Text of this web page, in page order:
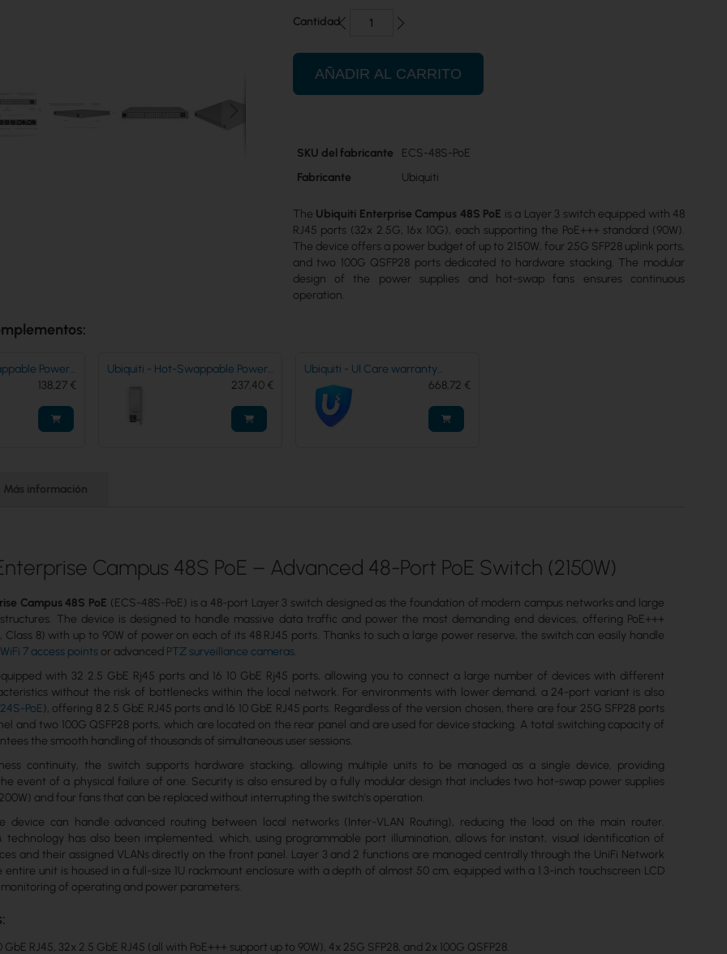
Cantidad
AÑADIR AL CARRITO
Más
SKU del fabricante
ECS-48S-PoE
Fabricante
Ubiquiti
The Ubiquiti Enterprise Campus 48S PoE is a Layer 3 switch equipped with 48
RJ45 ports (32x 2.5G, 16x 10G), each supporting the PoE+++ standard (90W).
The device offers a power budget of up to 2150W, four 25G SFP28 uplink ports,
and two 100G QSFP28 ports dedicated to hardware stacking. The modular
design of the power supplies and hot-swap fans ensures continuous
operation.
Power
PSU-138,27 €
Ubiquiti - Hot-Swappable Power
Module 1,200W - (UACC-PSU-
237,40 €
Ubiquiti - UI Care warranty
extension for ECS-48S-PoE668,72 €
Más información
Campus 48S PoE – Advanced 48-Port PoE Switch (2150W)
Campus 48S PoE (ECS-48S-PoE) is a 48-port Layer 3 switch designed as the foundation of modern campus networks and large
The device is designed to handle massive data traffic and power the most demanding end devices, offering PoE+++
Class 8) with up to 90W of power on each of its 48 RJ45 ports. Thanks to such a large power reserve, the switch can easily handle
WiFi 7 access points or advanced PTZ surveillance cameras
with 32 2.5 GbE Rj45 ports and 16 10 GbE Rj45 ports, allowing you to connect a large number of devices with different
without the risk of bottlenecks within the local network. For environments with lower demand, a 24-port variant is also
PoE), offering 8 2.5 GbE RJ45 ports and 16 10 GbE RJ45 ports. Regardless of the version chosen, there are four 25G SFP28 ports
and two 100G QSFP28 ports, which are located on the rear panel and are used for device stacking. A total switching capacity of
the smooth handling of thousands of simultaneous user sessions.
continuity, the switch supports hardware stacking, allowing multiple units to be managed as a single device, providing
event of a physical failure of one. Security is also ensured by a fully modular design that includes two hot-swap power supplies
and four fans that can be replaced without interrupting the switch's operation.
device can handle advanced routing between local networks (Inter-VLAN Routing), reducing the load on the main router.
has also been implemented, which, using programmable port illumination, allows for instant, visual identification of
and their assigned VLANs directly on the front panel. Layer 3 and 2 functions are managed centrally through the UniFi Network
entire unit is housed in a full-size 1U rackmount enclosure with a depth of almost 50 cm, equipped with a 1.3-inch touchscreen LCD
monitoring of operating and power parameters.
GbE RJ45, 32x 2.5 GbE RJ45 (all with PoE+++ support up to 90W), 4x 25G SFP28, and 2x 100G QSFP28.